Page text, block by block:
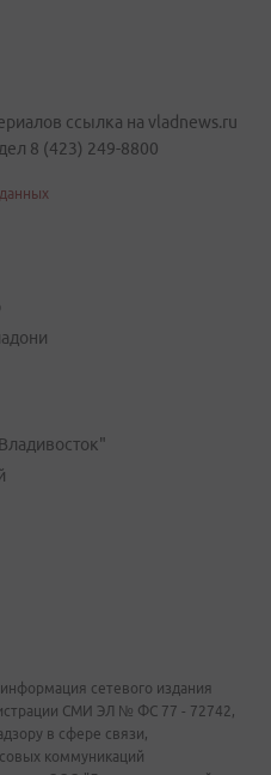
ссылка на vladnews.ru
8 (423) 249-8800
сетевого издания
СМИ ЭЛ № ФС 77 - 72742,
в сфере связи,
коммуникаций